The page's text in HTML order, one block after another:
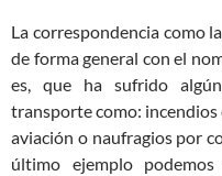
La correspondencia como
de forma general con el
es, que ha sufrido
transporte como: incendios
aviación o naufragios por
último ejemplo